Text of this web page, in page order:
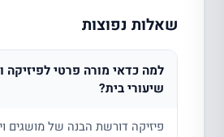
שאלות נפוצות
למה כדאי מורה פרטי לפיזיקה
שיעורי בית?
פיזיקה דורשת הבנה של מושגים